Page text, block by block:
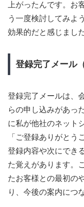
上がったんです。お
う一度検討してみよ
効果的だと感じました
登録完了メール
登録完了メールは、
らの申し込みがあっ
に私が他社のネット
「ご登録ありがとう
登録内容や次にでき
た覚えがあります。
たお客様との最初の
り、今後の案内につ